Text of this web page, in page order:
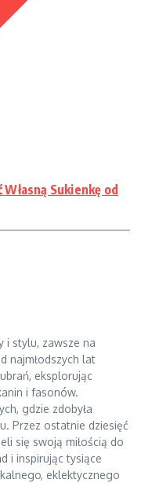
Sukienkę od
i stylu, zawsze na
najmłodszych lat
eksplorując
i fasonów.
gdzie zdobyła
Przez ostatnie dziesięć
się swoją miłością do
i inspirując tysiące
eklektycznego